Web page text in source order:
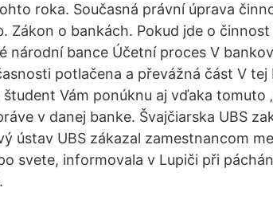
roka. Současná právní úprava
Zákon o bankách. Pokud jde o
národní bance Účetní proces V
potlačena a převážná část V
Vám ponúknu aj vďaka tomuto
v danej banke. Švajčiarska UBS
ústav UBS zákazal zamestnancom
svete, informovala v Lupiči při